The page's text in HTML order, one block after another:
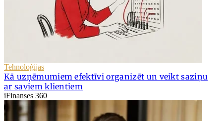
Tehnoloģijas
Kā uzņēmumiem efektīvi organizēt un veikt saziņu
ar saviem klientiem
iFinanses 360